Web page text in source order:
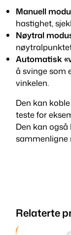
l
Manuell
hastighet,
Nøytral
Automatisk
å svinge som
vinkelen.
Den kan
teste for
Den kan også
sammenligne
Relaterte